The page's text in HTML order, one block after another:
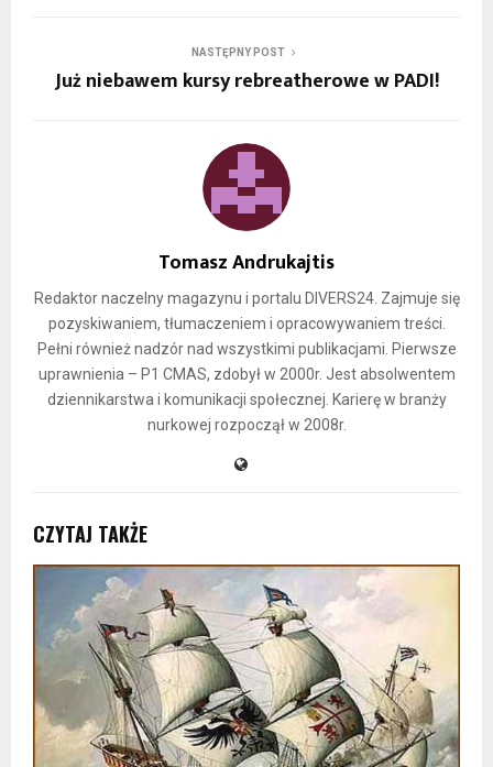
NASTĘPNY POST
Już niebawem kursy rebreatherowe w PADI!
Tomasz Andrukajtis
Redaktor naczelny magazynu i portalu DIVERS24. Zajmuje się
pozyskiwaniem, tłumaczeniem i opracowywaniem treści.
Pełni również nadzór nad wszystkimi publikacjami. Pierwsze
uprawnienia – P1 CMAS, zdobył w 2000r. Jest absolwentem
dziennikarstwa i komunikacji społecznej. Karierę w branży
nurkowej rozpoczął w 2008r.
CZYTAJ TAKŻE